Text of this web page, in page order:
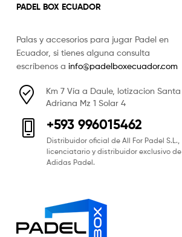
PADEL BOX ECUADOR
Palas y accesorios para jugar Padel en
Ecuador, si tienes alguna consulta
escríbenos a info@padelboxecuador.com
Km 7 Vía a Daule, lotizacion Santa
Adriana Mz 1 Solar 4
+593 996015462
Distribuidor oficial de All For Padel S.L.,
licenciatario y distribuidor exclusivo de
Adidas Padel.